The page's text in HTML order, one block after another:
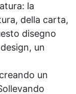
la
della carta,
disegno
un
un